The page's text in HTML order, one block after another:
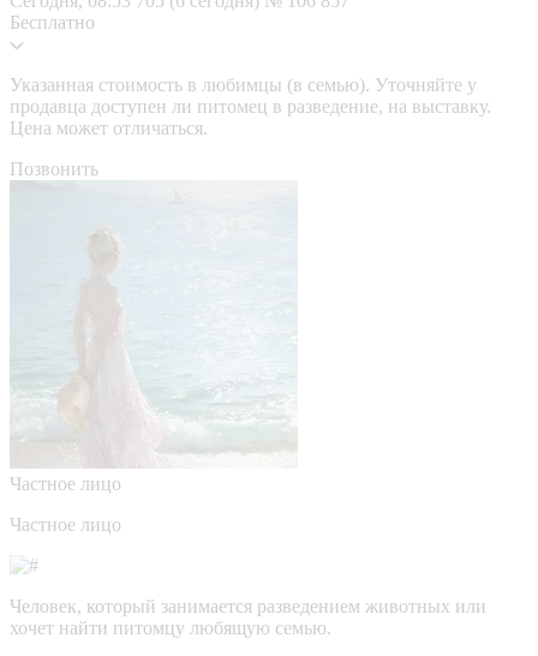
Бесплатно
Указанная стоимость в любимцы (в семью). Уточняйте у
продавца доступен ли питомец в разведение, на выставку.
Цена может отличаться.
Позвонить
Частное лицо
Частное лицо
Человек, который занимается разведением животных или
хочет найти питомцу любящую семью.